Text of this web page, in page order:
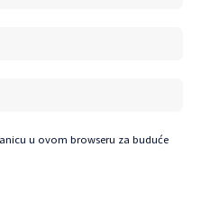
u ovom browseru za buduće